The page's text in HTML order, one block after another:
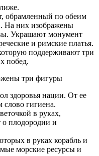
обрамленный по обеим
На них изображены
Украшают монумент
и римские платья.
поддерживают три
побед.
три фигуры
здоровья нации. От ее
гигиена.
в руках,
о плодородии и
в руках корабль и
морские ресурсы и